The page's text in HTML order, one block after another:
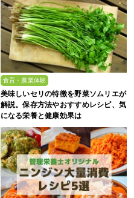
食育・農業体験
美味しいセリの特徴を野菜ソムリエが
解説。保存方法やおすすめレシピ、気
になる栄養と健康効果は